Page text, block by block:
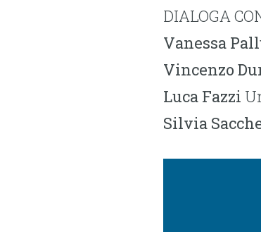
DIALOGA
Vanessa
Vincenzo
Luca Fazzi
Silvia